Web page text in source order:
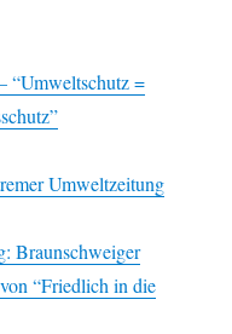
“Umweltschutz =
Umweltzeitung
Braunschweiger
“Friedlich in die